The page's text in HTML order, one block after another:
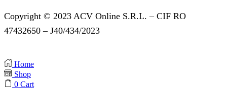
Copyright © 2023 ACV Online S.R.L. – CIF RO
47432650 – J40/434/2023
Home
Shop
0 Cart